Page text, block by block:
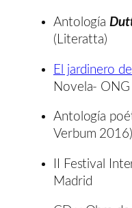
Antología
(Literatta)
El jardinero
Novela-
Antología
Verbum 2016)
II Festival
Madrid